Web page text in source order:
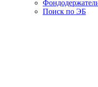
Поиск по ЭБ